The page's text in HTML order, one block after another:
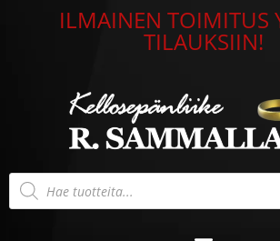
ILMAINEN TOIMITUS
TILAUKSIIN!
Products
search